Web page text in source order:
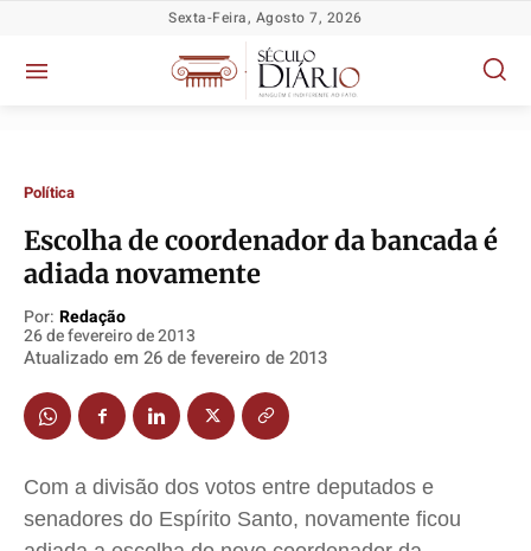
Política
TV Século
Justiça
Educação
Segurança
Cidades
Política
TV Século
Justiça
Educação
Segurança
Cidades
Política
TV Século
Justiça
Educação
Segurança
Cidades
Política
TV Século
Justiça
Educação
Segurança
Cidades
Sexta-Feira, Agosto 7, 2026
Política
Escolha de coordenador da bancada é
adiada novamente
Por: Redação
26 de fevereiro de 2013
Atualizado em 26 de fevereiro de 2013
Com a divisão dos votos entre deputados e
senadores do Espírito Santo, novamente ficou